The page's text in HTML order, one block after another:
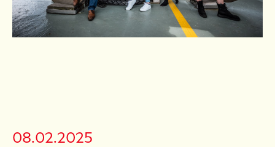
08.02.2025